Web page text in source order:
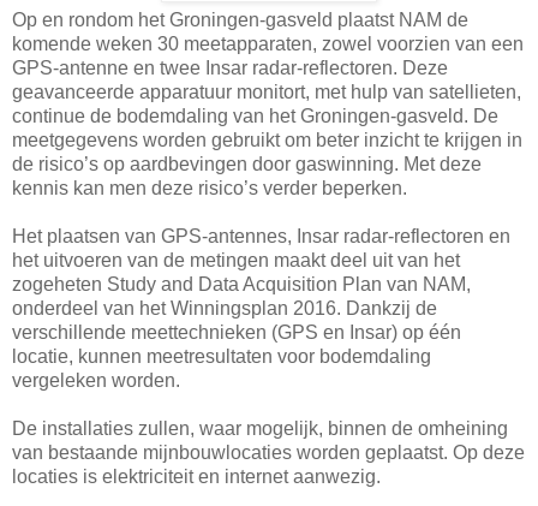
Op en rondom het Groningen-gasveld plaatst NAM de
komende weken 30 meetapparaten, zowel voorzien van een
GPS-antenne en twee Insar radar-reflectoren. Deze
geavanceerde apparatuur monitort, met hulp van satellieten,
continue de bodemdaling van het Groningen-gasveld. De
meetgegevens worden gebruikt om beter inzicht te krijgen in
de risico’s op aardbevingen door gaswinning. Met deze
kennis kan men deze risico’s verder beperken.
Het plaatsen van GPS-antennes, Insar radar-reflectoren en
het uitvoeren van de metingen maakt deel uit van het
zogeheten Study and Data Acquisition Plan van NAM,
onderdeel van het Winningsplan 2016. Dankzij de
verschillende meettechnieken (GPS en Insar) op één
locatie, kunnen meetresultaten voor bodemdaling
vergeleken worden.
De installaties zullen, waar mogelijk, binnen de omheining
van bestaande mijnbouwlocaties worden geplaatst. Op deze
locaties is elektriciteit en internet aanwezig.